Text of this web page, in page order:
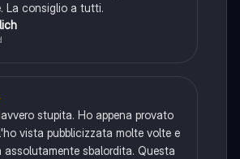
La consiglio a tutti.
stupita. Ho appena provato
vista pubblicizzata molte volte e
assolutamente sbalordita. Questa